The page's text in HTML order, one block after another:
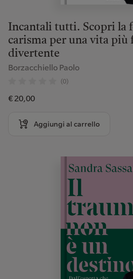
Incantali tutti. Scopri la
carisma per una vita più
divertente
Borzacchiello Paolo
(0)
€ 20,00
Aggiungi al carrello